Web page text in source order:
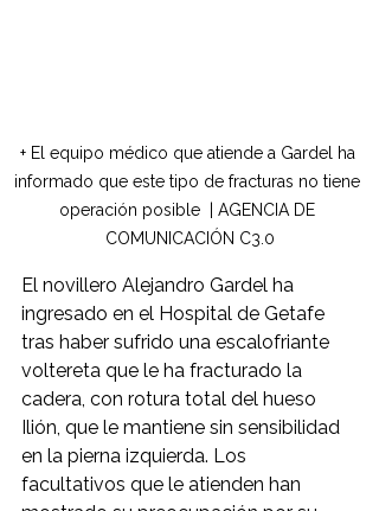
+ El equipo médico que atiende a Gardel ha
informado que este tipo de fracturas no tiene
operación posible  | AGENCIA DE
COMUNICACIÓN C3.0
El novillero Alejandro Gardel ha
ingresado en el Hospital de Getafe
tras haber sufrido una escalofriante
voltereta que le ha fracturado la
cadera, con rotura total del hueso
Ilión, que le mantiene sin sensibilidad
en la pierna izquierda. Los
facultativos que le atienden han